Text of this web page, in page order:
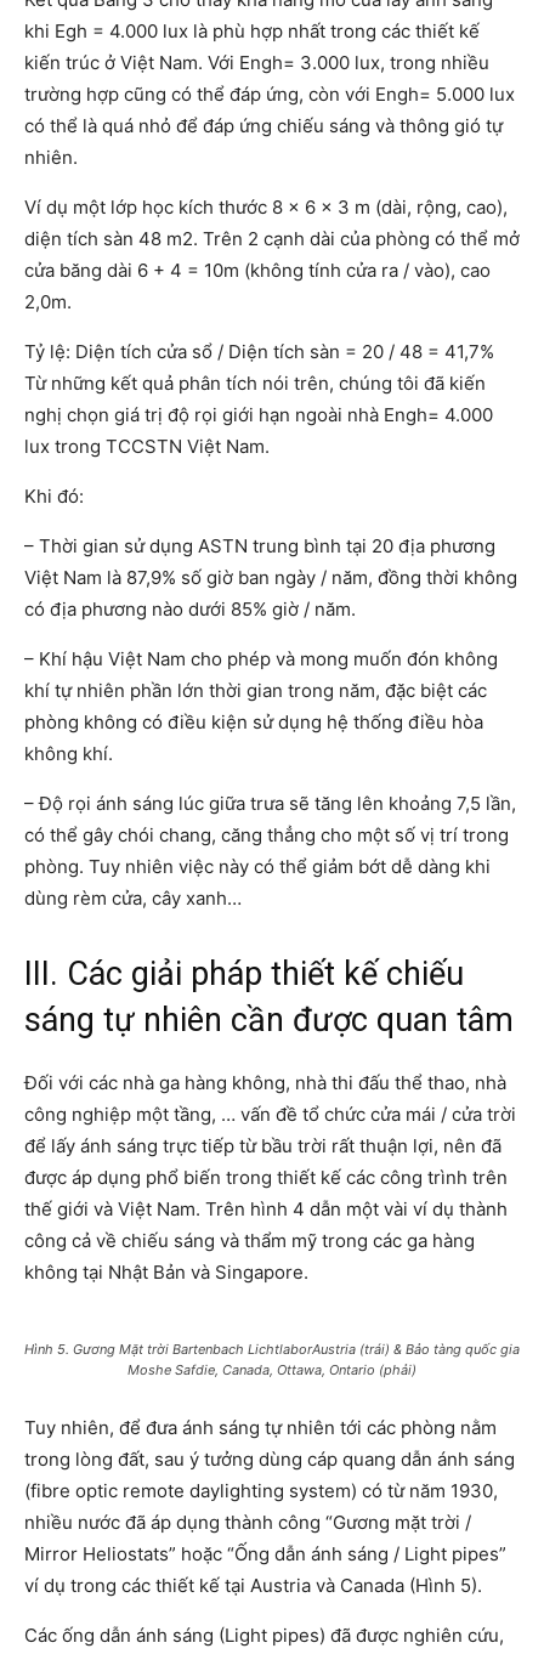
khi Egh = 4.000 lux là phù hợp nhất trong các thiết kế
kiến trúc ở Việt Nam. Với Engh= 3.000 lux, trong nhiều
trường hợp cũng có thể đáp ứng, còn với Engh= 5.000 lux
có thể là quá nhỏ để đáp ứng chiếu sáng và thông gió tự
nhiên.
Ví dụ một lớp học kích thước 8 x 6 x 3 m (dài, rộng, cao),
diện tích sàn 48 m2. Trên 2 cạnh dài của phòng có thể mở
cửa băng dài 6 + 4 = 10m (không tính cửa ra / vào), cao
2,0m.
Tỷ lệ: Diện tích cửa sổ / Diện tích sàn = 20 / 48 = 41,7%
Từ những kết quả phân tích nói trên, chúng tôi đã kiến
nghị chọn giá trị độ rọi giới hạn ngoài nhà Engh= 4.000
lux trong TCCSTN Việt Nam.
Khi đó:
– Thời gian sử dụng ASTN trung bình tại 20 địa phương
Việt Nam là 87,9% số giờ ban ngày / năm, đồng thời không
có địa phương nào dưới 85% giờ / năm.
– Khí hậu Việt Nam cho phép và mong muốn đón không
khí tự nhiên phần lớn thời gian trong năm, đặc biệt các
phòng không có điều kiện sử dụng hệ thống điều hòa
không khí.
– Độ rọi ánh sáng lúc giữa trưa sẽ tăng lên khoảng 7,5 lần,
có thể gây chói chang, căng thẳng cho một số vị trí trong
phòng. Tuy nhiên việc này có thể giảm bớt dễ dàng khi
dùng rèm cửa, cây xanh…
III. Các giải pháp thiết kế chiếu
sáng tự nhiên cần được quan tâm
Đối với các nhà ga hàng không, nhà thi đấu thể thao, nhà
công nghiệp một tầng, … vấn đề tổ chức cửa mái / cửa trời
để lấy ánh sáng trực tiếp từ bầu trời rất thuận lợi, nên đã
được áp dụng phổ biến trong thiết kế các công trình trên
thế giới và Việt Nam. Trên hình 4 dẫn một vài ví dụ thành
công cả về chiếu sáng và thẩm mỹ trong các ga hàng
không tại Nhật Bản và Singapore.
Hình 5. Gương Mặt trời Bartenbach LichtlaborAustria (trái) & Bảo tàng quốc gia
Moshe Safdie, Canada, Ottawa, Ontario (phải)
Tuy nhiên, để đưa ánh sáng tự nhiên tới các phòng nằm
trong lòng đất, sau ý tưởng dùng cáp quang dẫn ánh sáng
(fibre optic remote daylighting system) có từ năm 1930,
nhiều nước đã áp dụng thành công “Gương mặt trời /
Mirror Heliostats” hoặc “Ống dẫn ánh sáng / Light pipes”
ví dụ trong các thiết kế tại Austria và Canada (Hình 5).
Các ống dẫn ánh sáng (Light pipes) đã được nghiên cứu,